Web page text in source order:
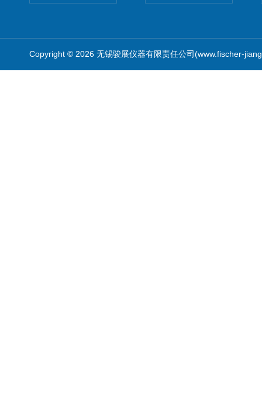
Copyright © 2026 无锡骏展仪器有限责任公司(www.fischer-